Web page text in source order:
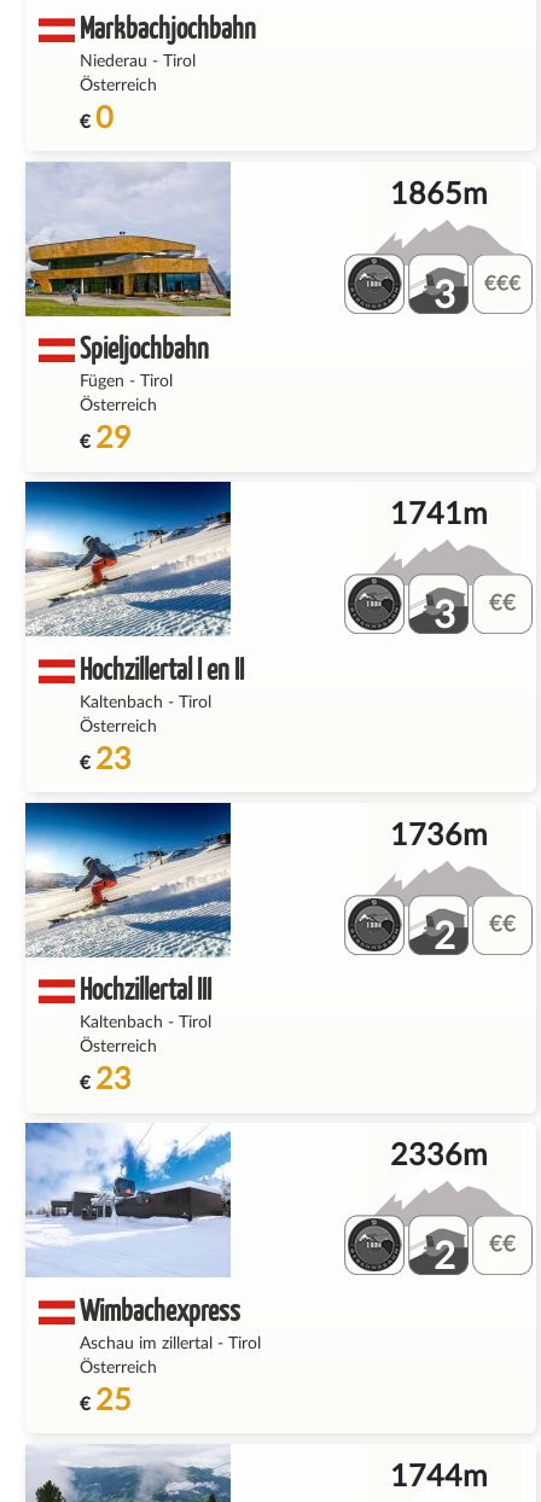
Markbachjochbahn
Niederau - Tirol
Österreich
€ 0
Spieljochbahn
Fügen -
Tirol
Österreich
€ 29
1865m
3
Hochzillertal I en II
Kaltenbach - Tirol
Österreich
€ 23
1741m
3
Hochzillertal III
Kaltenbach -
Tirol
Österreich
€ 23
1736m
2
Wimbachexpress
Aschau im zillertal - Tirol
Österreich
€ 25
2336m
2
1744m